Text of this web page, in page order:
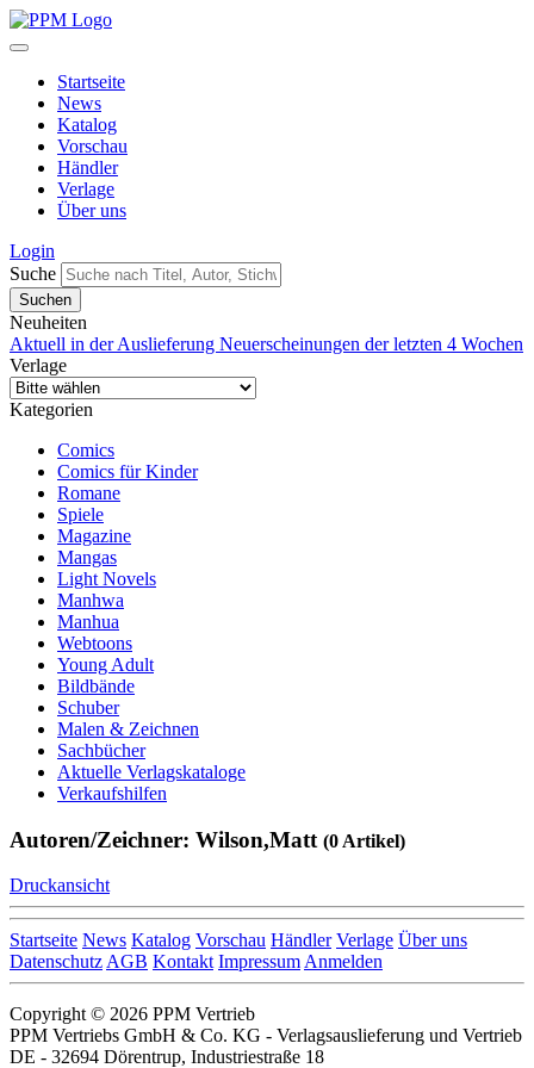
Startseite
News
Katalog
Vorschau
Händler
Verlage
Über uns
Login
Suche
Neuheiten
Aktuell in der Auslieferung Neuerscheinungen der letzten 4 Wochen
Verlage
Kategorien
Comics
Comics für Kinder
Romane
Spiele
Magazine
Mangas
Light Novels
Manhwa
Manhua
Webtoons
Young Adult
Bildbände
Schuber
Malen & Zeichnen
Sachbücher
Aktuelle Verlagskataloge
Verkaufshilfen
Autoren/Zeichner: Wilson,Matt (0 Artikel)
Druckansicht
Startseite News Katalog Vorschau Händler Verlage Über uns
DatenschutzAGB Kontakt ImpressumAnmelden
Copyright © 2026 PPM Vertrieb
PPM Vertriebs GmbH & Co. KG - Verlagsauslieferung und Vertrieb
DE - 32694 Dörentrup, Industriestraße 18